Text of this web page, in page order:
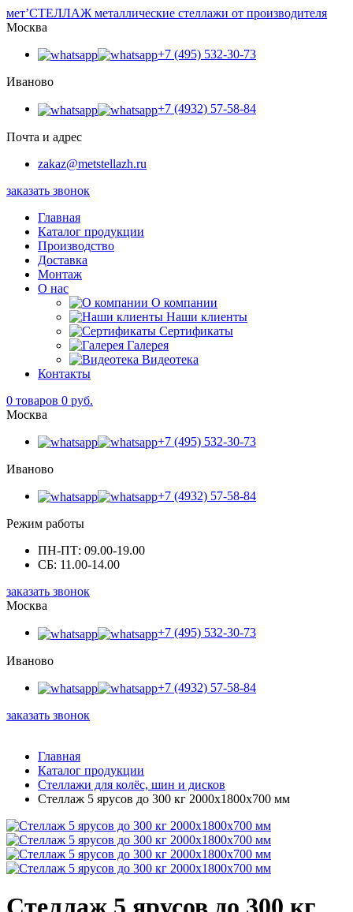
мет’СТЕЛЛАЖ металлические стеллажи от производителя
Москва
+7 (495) 532-30-73
Иваново
+7 (4932) 57-58-84
Почта и адрес
zakaz@metstellazh.ru
заказать звонок
Главная
Каталог продукции
Производство
Доставка
Монтаж
О нас
О компании
Наши клиенты
Сертификаты
Галерея
Видеотека
Контакты
0 товаров 0 руб.
Москва
+7 (495) 532-30-73
Иваново
+7 (4932) 57-58-84
Режим работы
ПН-ПТ: 09.00-19.00
СБ: 11.00-14.00
заказать звонок
Москва
+7 (495) 532-30-73
Иваново
+7 (4932) 57-58-84
заказать звонок
Главная
Каталог продукции
Стеллажи для колёс, шин и дисков
Стеллаж 5 ярусов до 300 кг 2000х1800х700 мм